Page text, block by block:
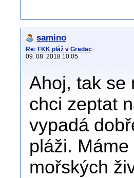
samino
Re: FKK pláž v Gradac
09. 08. 2018 10:05
Ahoj, tak se
chci zeptat
vypadá
pláži.
mořských